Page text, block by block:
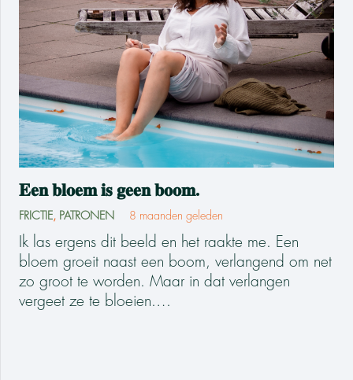
𝐄𝐞𝐧 𝐛𝐥𝐨𝐞𝐦 𝐢𝐬 𝐠𝐞𝐞𝐧 𝐛𝐨𝐨𝐦.
FRICTIE, PATRONEN 8 maanden geleden
Ik las ergens dit beeld en het raakte me. Een
bloem groeit naast een boom, verlangend om net
zo groot te worden. Maar in dat verlangen
vergeet ze te bloeien.…